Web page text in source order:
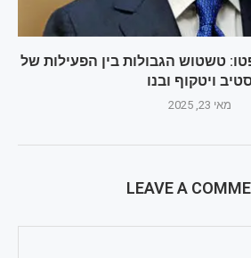
טשטוש הגבולות בין הפעילות של
ויטקוף ובנו
מאי 23, 2025
LEAVE A